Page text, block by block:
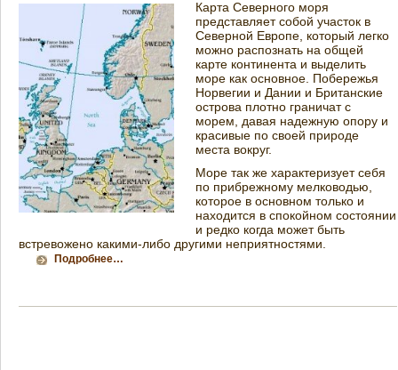
Карта Северного моря
представляет собой участок в
Северной Европе, который легко
можно распознать на общей
карте континента и выделить
море как основное. Побережья
Норвегии и Дании и Британские
острова плотно граничат с
морем, давая надежную опору и
красивые по своей природе
места вокруг.
Море так же характеризует себя
по прибрежному мелководью,
которое в основном только и
находится в спокойном состоянии
и редко когда может быть
встревожено какими-либо другими неприятностями.
Подробнее…